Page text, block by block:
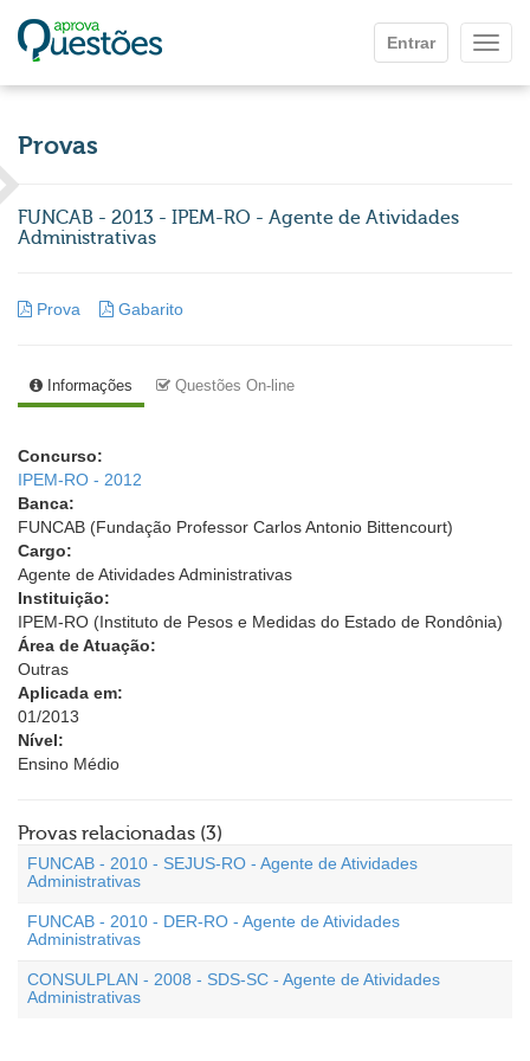
Entrar
Provas
FUNCAB - 2013 - IPEM-RO - Agente de Atividades
Administrativas
Prova Gabarito
Informações Questões On-line
Concurso:
IPEM-RO - 2012
Banca:
FUNCAB (Fundação Professor Carlos Antonio Bittencourt)
Cargo:
Agente de Atividades Administrativas
Instituição:
IPEM-RO (Instituto de Pesos e Medidas do Estado de Rondônia)
Área de Atuação:
Outras
Aplicada em:
01/2013
Nível:
Ensino Médio
Provas relacionadas (3)
FUNCAB - 2010 - SEJUS-RO - Agente de Atividades
Administrativas
FUNCAB - 2010 - DER-RO - Agente de Atividades
Administrativas
CONSULPLAN - 2008 - SDS-SC - Agente de Atividades
Administrativas